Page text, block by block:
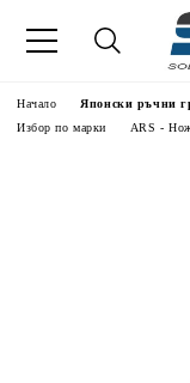
Начало
Японски ръчни
Избор по марки
ARS -